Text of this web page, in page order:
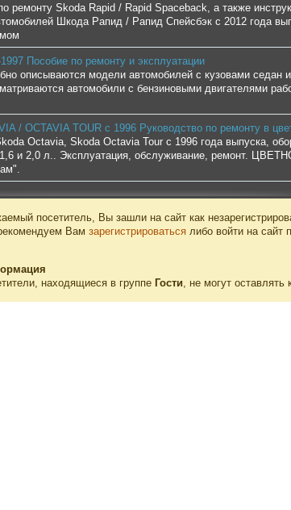
ремонту Skoda Rapid / Rapid Spaceback, а также
Шкода Рапид / Рапид Спейсбэк с 2012 года
Пособие по ремонту и эксплуатации
описываются модели автомобилей с кузовами
автомобили с бензиновыми двигателями
/ OCTAVIA TOUR с 1996 Руководство по ремонту в
Octavia, Skoda Octavia Tour с 1996 года выпуска,
и 2,0 л.. Эксплуатация, обслуживание, ремонт.
посетитель, Вы зашли на сайт как
Вам зарегистрироваться либо войти на сайт
находящиеся в группе Гости , не могут